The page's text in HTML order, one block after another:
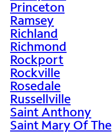
Princeton
Ramsey
Richland
Richmond
Rockport
Rockville
Rosedale
Russellville
Saint Anthony
Saint Mary Of The